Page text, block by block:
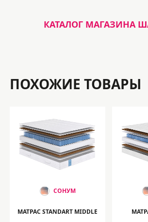
КАТАЛОГ МАГАЗИНА
ПОХОЖИЕ ТОВАРЫ
СОНУМ
МАТРАС STANDART MIDDLE